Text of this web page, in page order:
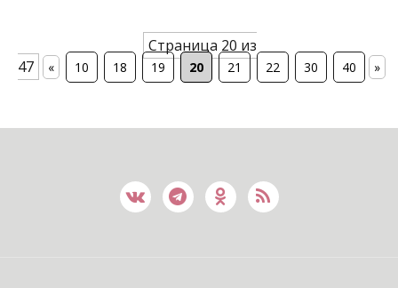
Страница 20 из
47
« 10 18 19 20 21 22 30 40 »